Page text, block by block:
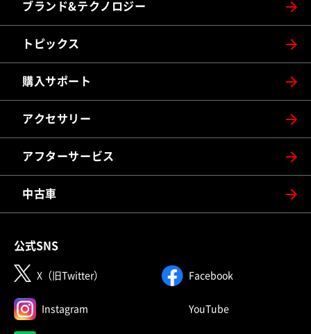
ブランド&テクノロジー
トピックス
購入サポート
アクセサリー
アフターサービス
中古車
公式SNS
X（旧Twitter） （別ウィンドウで開く）Facebook（別ウィンドウ
Instagram （別ウィンドウで開く）YouTube（別ウィンドウで